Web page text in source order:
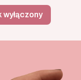
wyłączony